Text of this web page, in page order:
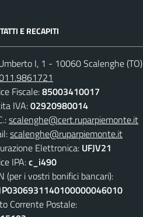
E RECAPITI
I, 1 - 10060 Scalenghe (TO)
Fiscale:85003410017
IVA:02920980014
scalenghe@cert.ruparpiemonte.it
scalenghe@ruparpiemonte.it
Elettronica: UFJV21
IPA:c_i490
(per i vostri bonifici bancari):
Corrente Postale: